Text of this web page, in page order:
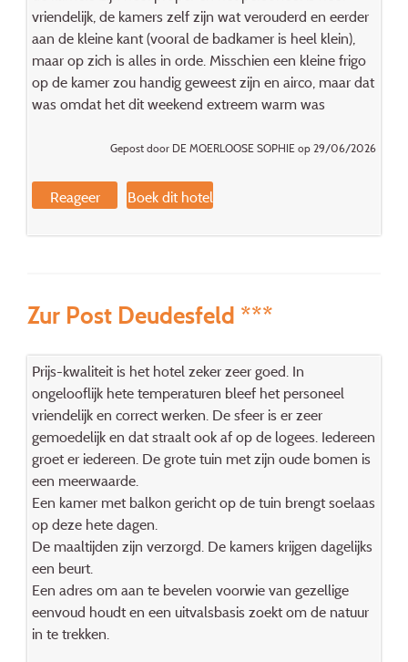
vriendelijk, de kamers zelf zijn wat verouderd en eerder
aan de kleine kant (vooral de badkamer is heel klein),
maar op zich is alles in orde. Misschien een kleine frigo
op de kamer zou handig geweest zijn en airco, maar dat
was omdat het dit weekend extreem warm was
Gepost door DE MOERLOOSE SOPHIE op 29/06/2026
Reageer Boek dit hotel
Zur Post Deudesfeld ***
Prijs-kwaliteit is het hotel zeker zeer goed. In
ongelooflijk hete temperaturen bleef het personeel
vriendelijk en correct werken. De sfeer is er zeer
gemoedelijk en dat straalt ook af op de logees. Iedereen
groet er iedereen. De grote tuin met zijn oude bomen is
een meerwaarde.
Een kamer met balkon gericht op de tuin brengt soelaas
op deze hete dagen.
De maaltijden zijn verzorgd. De kamers krijgen dagelijks
een beurt.
Een adres om aan te bevelen voorwie van gezellige
eenvoud houdt en een uitvalsbasis zoekt om de natuur
in te trekken.